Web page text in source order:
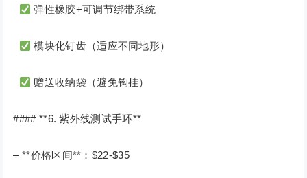
弹性橡胶+可调节绑带系统
模块化钉齿（适应不同地形）
赠送收纳袋（避免钩挂）
#### **6. 紫外线测试手环**
– **价格区间**：$22-$35